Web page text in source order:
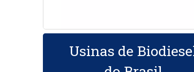
Usinas de